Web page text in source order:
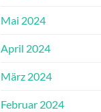
Mai 2024
April 2024
März 2024
Februar 2024